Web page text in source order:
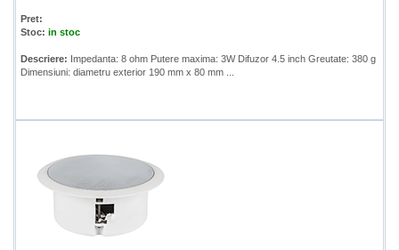
Pret:
Stoc: in stoc
Descriere: Impedanta: 8 ohm Putere maxima: 3W Difuzor 4.5 inch Greutate: 380 g
Dimensiuni: diametru exterior 190 mm x 80 mm ...